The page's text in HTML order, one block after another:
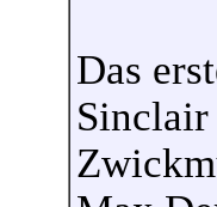
Das
Sinclair